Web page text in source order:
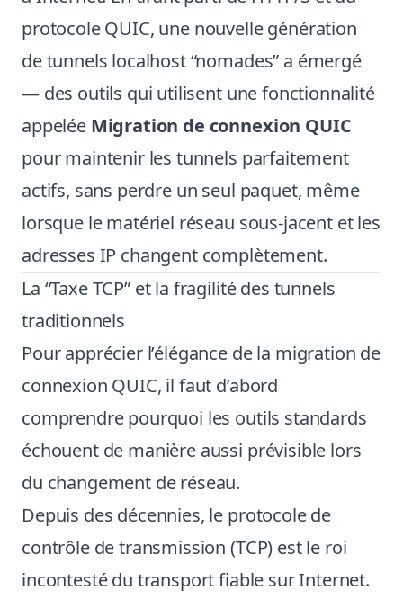
protocole QUIC, une nouvelle génération
de tunnels localhost “nomades” a émergé
— des outils qui utilisent une fonctionnalité
appelée Migration de connexion QUIC
pour maintenir les tunnels parfaitement
actifs, sans perdre un seul paquet, même
lorsque le matériel réseau sous-jacent et les
adresses IP changent complètement.
La “Taxe TCP” et la fragilité des tunnels
traditionnels
Pour apprécier l’élégance de la migration de
connexion QUIC, il faut d’abord
comprendre pourquoi les outils standards
échouent de manière aussi prévisible lors
du changement de réseau.
Depuis des décennies, le protocole de
contrôle de transmission (TCP) est le roi
incontesté du transport fiable sur Internet.